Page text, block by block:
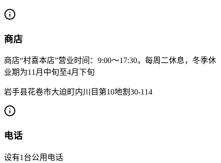
商店
商店“村喜本店”营业时间：9:00～17:30，每周二休息，冬季休
业期为11月中旬至4月下旬
岩手县花卷市大迫町内川目第10地割30-114
电话
设有1台公用电话